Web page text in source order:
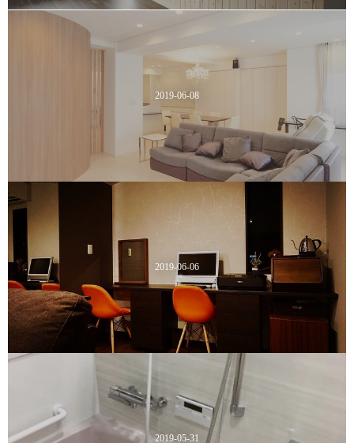
2019-06-08
2019-06-06
2019-05-31